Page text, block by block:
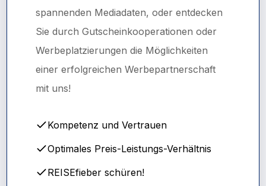
spannenden Mediadaten, oder entdecken
Sie durch Gutscheinkooperationen oder
Werbeplatzierungen die Möglichkeiten
einer erfolgreichen Werbepartnerschaft
mit uns!
Kompetenz und Vertrauen
Optimales Preis-Leistungs-Verhältnis
REISEfieber schüren!